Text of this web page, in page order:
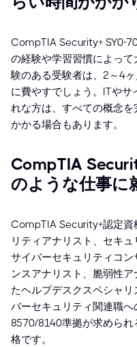
CompTIA Security+ SY0-
の経験や学習習慣によっ
験のある受験者は、2～4
に費やすでしょう。ITや
れな方は、すべての概念
かかる場合もあります。
CompTIA
のような仕事に
CompTIA Security+認定資
リティアナリスト、セキュ
サイバーセキュリティコ
ンスアナリスト、脆弱性
たヘルプデスクスペシャ
バーセキュリティ関連職
8570/8140準拠が求められ
格です。